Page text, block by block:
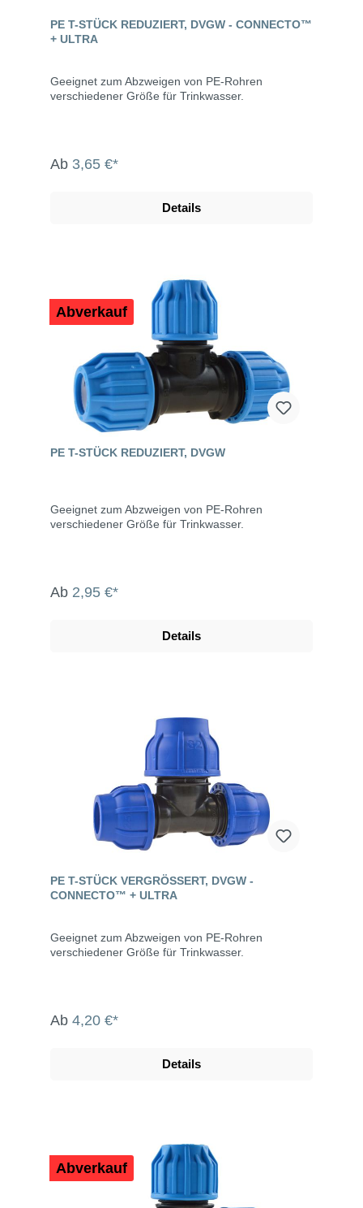
PE T-STÜCK REDUZIERT, DVGW - CONNECTO™
+ ULTRA
Geeignet zum Abzweigen von PE-Rohren
verschiedener Größe für Trinkwasser.
Ab 3,65 €*
Details
Abverkauf
PE T-STÜCK REDUZIERT, DVGW
Geeignet zum Abzweigen von PE-Rohren
verschiedener Größe für Trinkwasser.
Ab 2,95 €*
Details
PE T-STÜCK VERGRÖSSERT, DVGW - C
ONNECTO™ + ULTRA
Geeignet zum Abzweigen von PE-Rohren
verschiedener Größe für Trinkwasser.
Ab 4,20 €*
Details
Abverkauf